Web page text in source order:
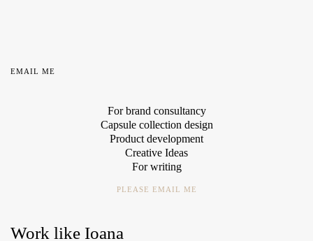
EMAIL ME
For brand consultancy
Capsule collection design
Product development
Creative Ideas
For writing
PLEASE EMAIL ME
Work like Ioana